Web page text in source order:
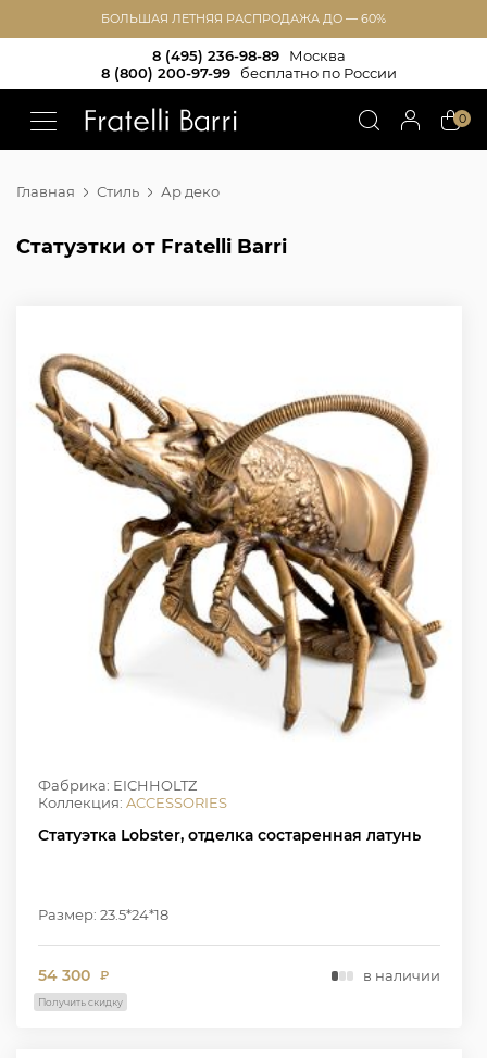
БОЛЬШАЯ ЛЕТНЯЯ РАСПРОДАЖА ДО — 60%
8 (495) 236-98-89
Москва
8 (800) 200-97-99
бесплатно по России
0
Главная Стиль Ар деко
Статуэтки от Fratelli Barri
Фабрика: EICHHOLTZ
Коллекция: ACCESSORIES
Статуэтка Lobster, отделка состаренная латунь
Размер: 23.5*24*18
54 300 ₽ в наличии
Получить скидку